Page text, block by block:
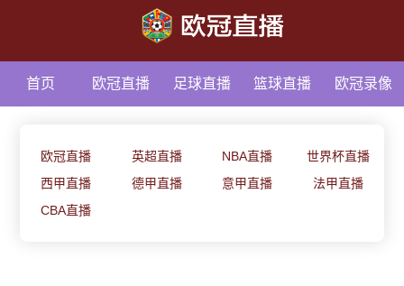
首页 欧冠直播 足球直播 篮球直播 欧冠录像
欧冠直播 英超直播 NBA直播
世界杯直播
西甲直播
德甲直播 意甲直播
法甲直播
CBA直播